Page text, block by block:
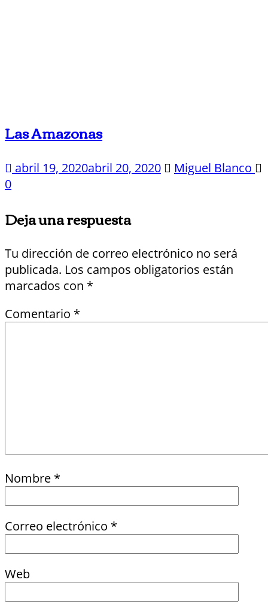
Las Amazonas
abril 19, 2020abril 20, 2020
Miguel Blanco
0
Deja una respuesta
Tu dirección de correo electrónico no será
publicada. Los campos obligatorios están
marcados con *
Comentario *
Nombre *
Correo electrónico *
Web